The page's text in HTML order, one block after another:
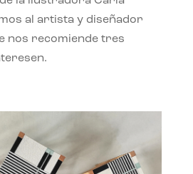
al artista y diseñador
nos recomiende tres